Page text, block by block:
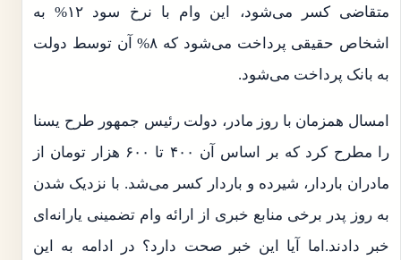
متقاضی کسر می‌شود، این وام با نرخ سود ۱۲% به
اشخاص حقیقی پرداخت می‌شود که ۸% آن توسط دولت
به بانک پرداخت می‌شود.
امسال همزمان با روز مادر، دولت رئیس جمهور طرح یسنا
را مطرح کرد که بر اساس آن ۴۰۰ تا ۶۰۰ هزار تومان از
مادران باردار، شیرده و باردار کسر می‌شد. با نزدیک شدن
به روز پدر برخی منابع خبری از ارائه وام تضمینی یارانه‌ای
خبر دادند.اما آیا این خبر صحت دارد؟ در ادامه به این